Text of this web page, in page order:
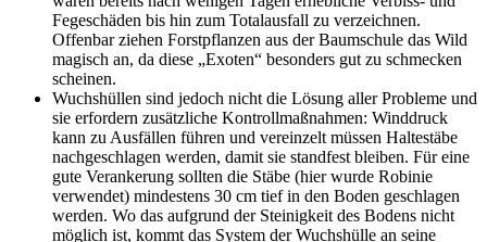
Fegeschäden bis hin zum Totalausfall zu verzeichnen.
Offenbar ziehen Forstpflanzen aus der Baumschule das Wild
magisch an, da diese „Exoten“ besonders gut zu schmecken
scheinen.
Wuchshüllen sind jedoch nicht die Lösung aller Probleme und
sie erfordern zusätzliche Kontrollmaßnahmen: Winddruck
kann zu Ausfällen führen und vereinzelt müssen Haltestäbe
nachgeschlagen werden, damit sie standfest bleiben. Für eine
gute Verankerung sollten die Stäbe (hier wurde Robinie
verwendet) mindestens 30 cm tief in den Boden geschlagen
werden. Wo das aufgrund der Steinigkeit des Bodens nicht
möglich ist, kommt das System der Wuchshülle an seine